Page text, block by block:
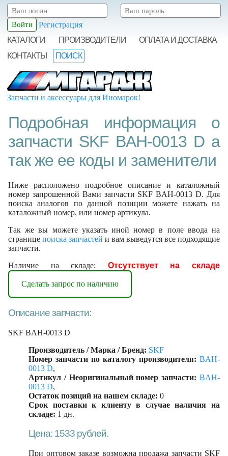
Регистрация
КАТАЛОГИ
ПРОИЗВОДИТЕЛИ
ОПЛАТА И ДОСТАВКА
КОНТАКТЫ
ПОИСК
Запчасти и аксессуары для Иномарок!
Подробная информация о
запчасти SKF BAH-0013 D а
так же ее коды и заменители
Ниже расположено подробное описание и каталожный
номер запрошенной Вами запчасти SKF BAH-0013 D. Для
поиска аналогов по данной позиции можете нажать на
каталожный номер, или номер артикула.
Так же вы можете указать иной номер в поле ввода на
странице поиска запчастей и вам выведутся все подходящие
запчасти.
Наличие на складе: Отсутствует на складе
Сделать запрос по наличию
Описание запчасти:
SKF BAH-0013 D
Производитель / Марка / Бренд: SKF
Номер запчасти по каталогу производителя: BAH-
0013 D,
Артикул / Неоригинальный номер запчасти: BAH-
0013 D,
Остаток позиций на нашем складе: 0
Срок поставки к клиенту в случае наличия на
складе: 1 дн.
Цена: 1533 рублей.
При оптовом заказе возможна продажа запчасти SKF